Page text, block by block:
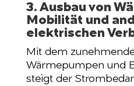
3. Ausbau von
Mobilität und
elektrischen
Mit dem
Wärmepumpen und
steigt der